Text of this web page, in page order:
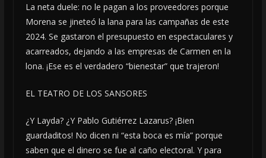
​La neta duele: no le pagan a los proveedores porque
Morena se jineteó la lana para las campañas de este
2024. Se gastaron el presupuesto en espectaculares y
acarreados, dejando a las empresas de Carmen en la
lona. ¡Ese es el verdadero “bienestar” que trajeron!
EL TEATRO DE LOS SANSORES
​¿Y Layda? ¿Y Pablo Gutiérrez Lazarus? ¡Bien
guardaditos! No dicen ni “esta boca es mía” porque
saben que el dinero se fue al caño electoral. Y para